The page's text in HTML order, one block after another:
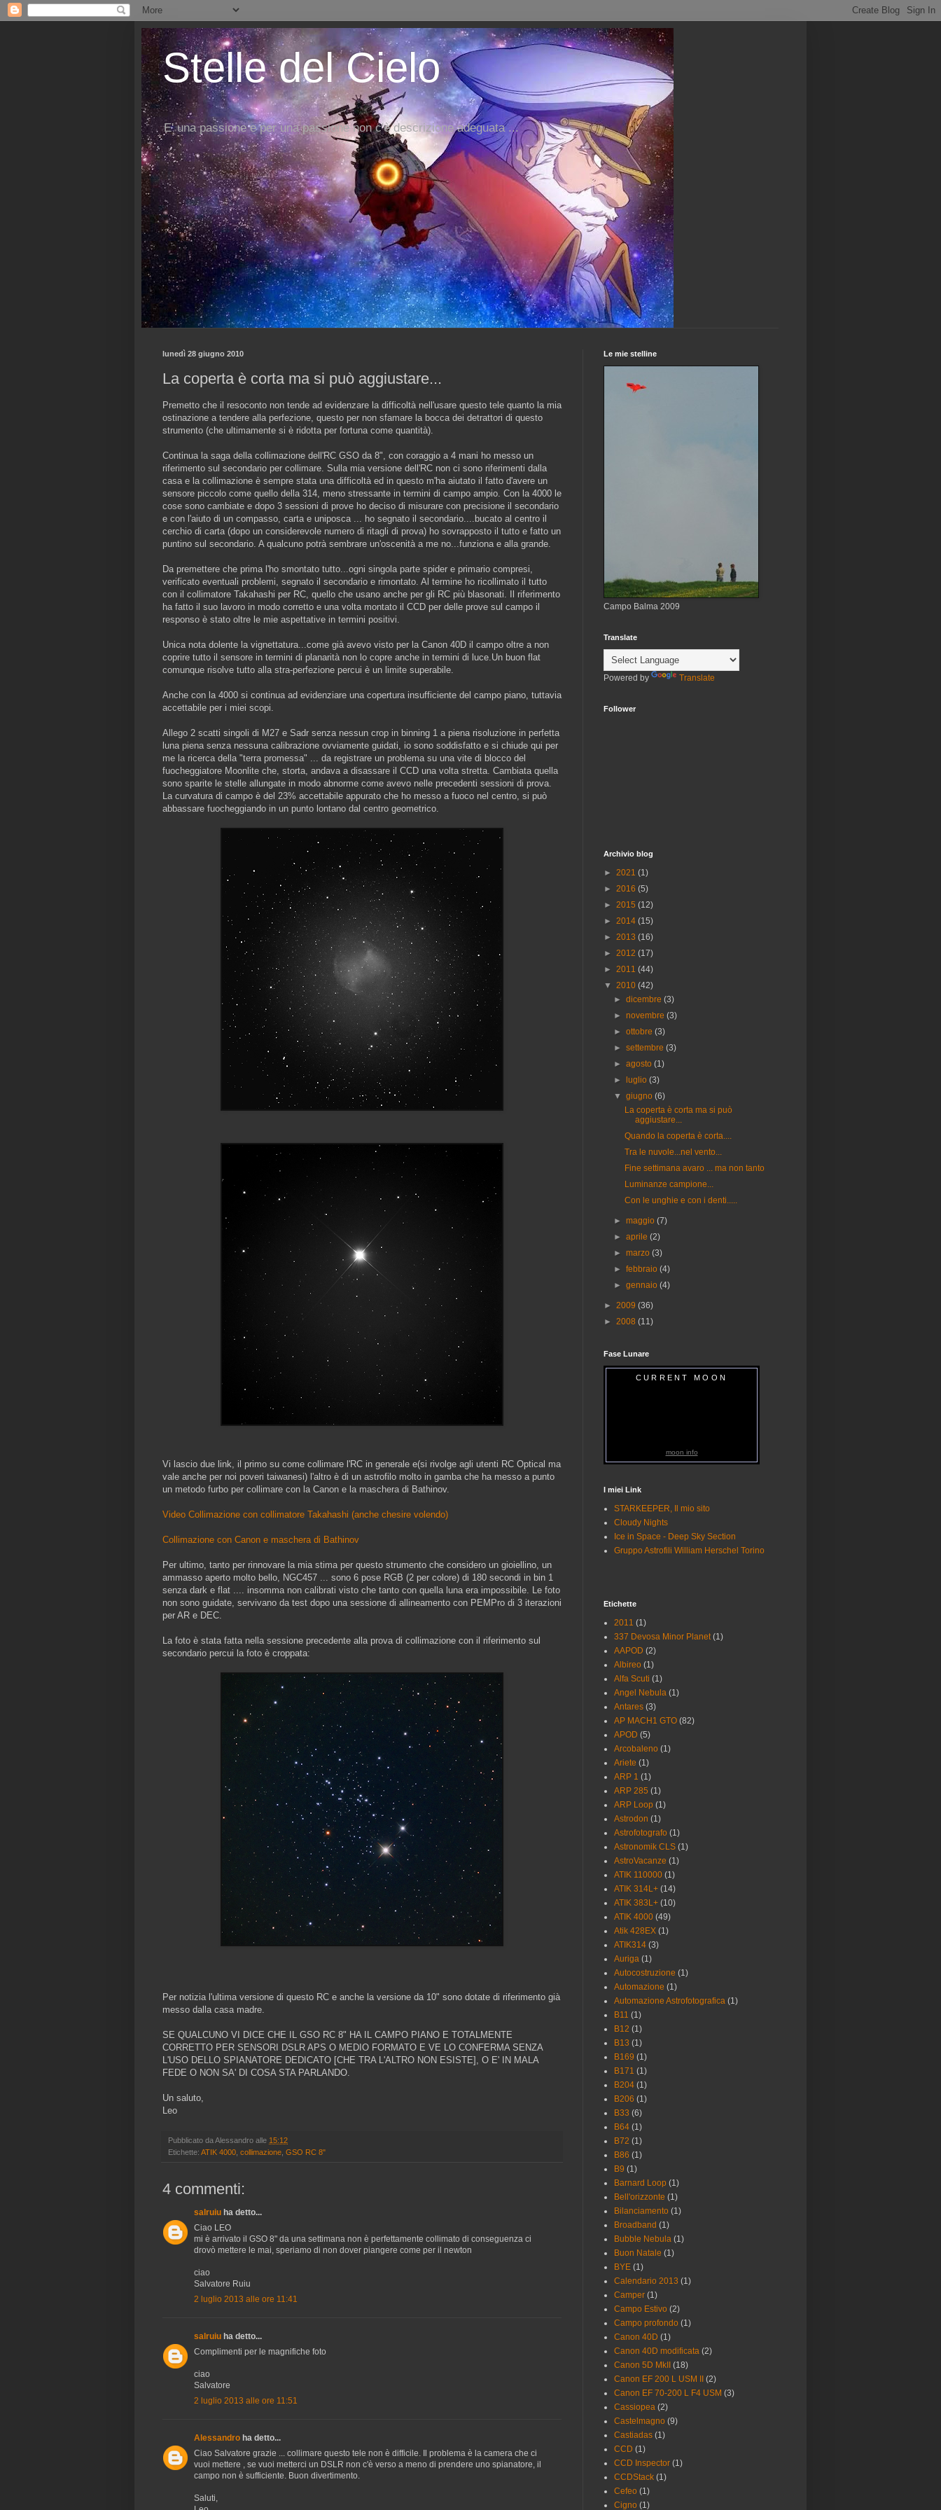
Stelle del Cielo
E' una passione e per una passione non c'è descrizione adeguata ...
lunedì 28 giugno 2010
La coperta è corta ma si può aggiustare...
Premetto che il resoconto non tende ad evidenzare la difficoltà nell'usare questo tele quanto la mia
ostinazione a tendere alla perfezione, questo per non sfamare la bocca dei detrattori di questo
strumento (che ultimamente si è ridotta per fortuna come quantità).
Continua la saga della collimazione dell'RC GSO da 8", con coraggio a 4 mani ho messo un
riferimento sul secondario per collimare. Sulla mia versione dell'RC non ci sono riferimenti dalla
casa e la collimazione è sempre stata una difficoltà ed in questo m'ha aiutato il fatto d'avere un
sensore piccolo come quello della 314, meno stressante in termini di campo ampio. Con la 4000 le
cose sono cambiate e dopo 3 sessioni di prove ho deciso di misurare con precisione il secondario
e con l'aiuto di un compasso, carta e uniposca ... ho segnato il secondario....bucato al centro il
cerchio di carta (dopo un considerevole numero di ritagli di prova) ho sovrapposto il tutto e fatto un
puntino sul secondario. A qualcuno potrà sembrare un'oscenità a me no...funziona e alla grande.
Da premettere che prima l'ho smontato tutto...ogni singola parte spider e primario compresi,
verificato eventuali problemi, segnato il secondario e rimontato. Al termine ho ricollimato il tutto
con il collimatore Takahashi per RC, quello che usano anche per gli RC più blasonati. Il riferimento
ha fatto il suo lavoro in modo corretto e una volta montato il CCD per delle prove sul campo il
responso è stato oltre le mie aspettative in termini positivi.
Unica nota dolente la vignettatura...come già avevo visto per la Canon 40D il campo oltre a non
coprire tutto il sensore in termini di planarità non lo copre anche in termini di luce.Un buon flat
comunque risolve tutto alla stra-perfezione percui è un limite superabile.
Anche con la 4000 si continua ad evidenziare una copertura insufficiente del campo piano, tuttavia
accettabile per i miei scopi.
Allego 2 scatti singoli di M27 e Sadr senza nessun crop in binning 1 a piena risoluzione in perfetta
luna piena senza nessuna calibrazione ovviamente guidati, io sono soddisfatto e si chiude qui per
me la ricerca della "terra promessa" ... da registrare un problema su una vite di blocco del
fuocheggiatore Moonlite che, storta, andava a disassare il CCD una volta stretta. Cambiata quella
sono sparite le stelle allungate in modo abnorme come avevo nelle precedenti sessioni di prova.
La curvatura di campo è del 23% accettabile appurato che ho messo a fuoco nel centro, si può
abbassare fuocheggiando in un punto lontano dal centro geometrico.
Vi lascio due link, il primo su come collimare l'RC in generale e(si rivolge agli utenti RC Optical ma
vale anche per noi poveri taiwanesi) l'altro è di un astrofilo molto in gamba che ha messo a punto
un metodo furbo per collimare con la Canon e la maschera di Bathinov.
Video Collimazione con collimatore Takahashi (anche chesire volendo)
Collimazione con Canon e maschera di Bathinov
Per ultimo, tanto per rinnovare la mia stima per questo strumento che considero un gioiellino, un
ammasso aperto molto bello, NGC457 ... sono 6 pose RGB (2 per colore) di 180 secondi in bin 1
senza dark e flat .... insomma non calibrati visto che tanto con quella luna era impossibile. Le foto
non sono guidate, servivano da test dopo una sessione di allineamento con PEMPro di 3 iterazioni
per AR e DEC.
La foto è stata fatta nella sessione precedente alla prova di collimazione con il riferimento sul
secondario percui la foto è croppata:
Per notizia l'ultima versione di questo RC e anche la versione da 10" sono dotate di riferimento già
messo dalla casa madre.
SE QUALCUNO VI DICE CHE IL GSO RC 8" HA IL CAMPO PIANO E TOTALMENTE
CORRETTO PER SENSORI DSLR APS O MEDIO FORMATO E VE LO CONFERMA SENZA
L'USO DELLO SPIANATORE DEDICATO [CHE TRA L'ALTRO NON ESISTE], O E' IN MALA
FEDE O NON SA' DI COSA STA PARLANDO.
Un saluto,
Leo
Pubblicato daAlessandro alle 15:12
Etichette: ATIK 4000 collimazione GSO RC 8"
4 commenti:
salruiu ha detto...
Ciao LEO
mi è arrivato il GSO 8" da una settimana non è perfettamente collimato di conseguenza ci
drovò mettere le mai, speriamo di non dover piangere come per il newton
ciao
Salvatore Ruiu
2 luglio 2013 alle ore 11:41
salruiu ha detto...
Complimenti per le magnifiche foto
ciao
Salvatore
2 luglio 2013 alle ore 11:51
Alessandro ha detto...
Ciao Salvatore grazie ... collimare questo tele non è difficile. Il problema è la camera che ci
vuoi mettere , se vuoi metterci un DSLR non c'è verso a meno di prendere uno spianatore, il
campo non è sufficiente. Buon divertimento.
Saluti,
Le mie stelline
Campo Balma 2009
Translate
Powered by Translate
Follower
Archivio blog
► 2021 (1)
► 2016 (5)
► 2015 (12)
► 2014 (15)
► 2013 (16)
► 2012 (17)
► 2011 (44)
▼ 2010 (42)
►dicembre(3)
►novembre(3)
►ottobre(3)
►settembre(3)
►agosto(1)
►
luglio(3)
▼giugno(6)
La coperta è corta ma si può
aggiustare...
Quando la coperta è corta....
Tra le nuvole...nel vento...
Fine settimana avaro ... ma non tanto
Luminanze campione...
Con le unghie e con i denti.....
►maggio(7)
►aprile(2)
►marzo(3)
►febbraio(4)
►gennaio(4)
► 2009 (36)
► 2008 (11)
Fase Lunare
CURRENT MOON
moon info
I miei Link
STARKEEPER, Il mio sito
Cloudy Nights
Ice in Space - Deep Sky Section
Gruppo Astrofili William Herschel Torino
Etichette
2011 (1)
337 Devosa Minor Planet (1)
AAPOD (2)
Albireo (1)
Alfa Scuti (1)
Angel Nebula (1)
Antares (3)
AP MACH1 GTO (82)
APOD (5)
Arcobaleno (1)
Ariete (1)
ARP 1 (1)
ARP 285 (1)
ARP Loop (1)
Astrodon (1)
Astrofotografo (1)
Astronomik CLS (1)
AstroVacanze (1)
ATIK 110000 (1)
ATIK 314L+ (14)
ATIK 383L+ (10)
ATIK 4000 (49)
Atik 428EX (1)
ATIK314 (3)
Auriga (1)
Autocostruzione (1)
Automazione (1)
Automazione Astrofotografica (1)
B11 (1)
B12 (1)
B13 (1)
B169 (1)
B171 (1)
B204 (1)
B206 (1)
B33 (6)
B64 (1)
B72 (1)
B86 (1)
B9 (1)
Barnard Loop (1)
Bell'orizzonte (1)
Bilanciamento (1)
Broadband (1)
Bubble Nebula (1)
Buon Natale (1)
BYE (1)
Calendario 2013 (1)
Camper (1)
Campo Estivo (2)
Campo profondo (1)
Canon 40D (1)
Canon 40D modificata (2)
Canon 5D MkII
(18)
Canon EF 200 L USM II
(2)
Canon EF 70-200 L F4 USM (3)
Cassiopea (2)
Castelmagno (9)
Castiadas (1)
CCD (1)
CCD Inspector (1)
CCDStack (1)
Cefeo (1)
Cigno (1)